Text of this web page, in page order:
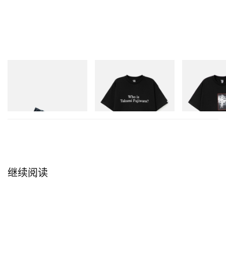
Billionaire Boys Club X Initial
D Cotton T-Shirt 3
立刻购入
BILLIONAIRE
INITIAL D
立刻购入
继续阅读